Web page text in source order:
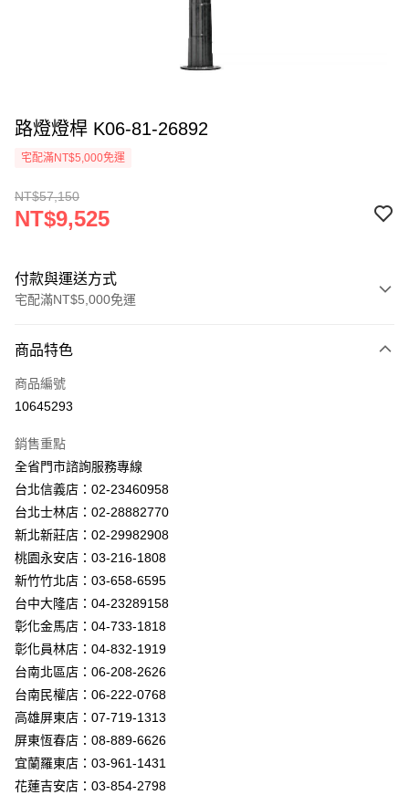
路燈燈桿 K06-81-26892
宅配滿NT$5,000免運
NT$57,150
NT$9,525
付款與運送方式
宅配滿NT$5,000免運
信用卡一次付款
LINE Pay
街口支付
悠遊付
Google Pay
全盈+PAY
AFTEE先享後付
相關說明
【關於「AFTEE先享後付」】
AFTEE先享後付是「在收到商品之後才付款」的支付方式。 讓您購物簡單
便利好安心！
１．簡單：不需註冊會員、不需綁卡、不需儲值。
３．安心：先確認商品／服務後，再付款。
【「AFTEE先享後付」結帳流程】
１．於結帳方式選擇「AFTEE先享後付」後，將跳轉至「AFTEE先享後付」
結帳頁面，進行簡訊認證並確認金額後，即可完成結帳。
ATM付款
運送方式
新竹貨運宅配
商品特色
商品編號
10645293
銷售重點
全省門市諮詢服務專線
台北信義店：02-23460958
台北士林店：02-28882770
新北新莊店：02-29982908
桃園永安店：03-216-1808
新竹竹北店：03-658-6595
台中大隆店：04-23289158
彰化金馬店：04-733-1818
彰化員林店：04-832-1919
台南北區店：06-208-2626
台南民權店：06-222-0768
高雄屏東店：07-719-1313
屏東恆春店：08-889-6626
宜蘭羅東店：03-961-1431
花蓮吉安店：03-854-2798